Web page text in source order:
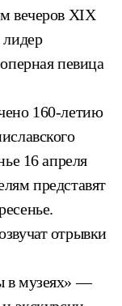
вечеров XIX
певица
160-летию
16 апреля
представят
отрывки
в музеях» —